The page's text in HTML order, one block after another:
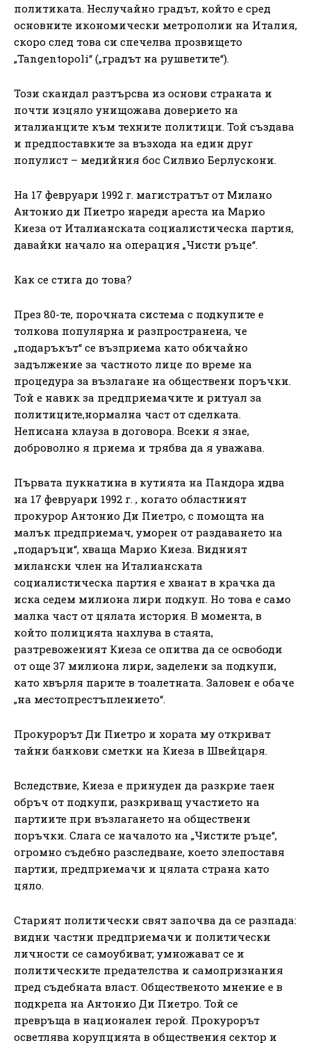
политиката. Неслучайно градът, който е сред
основните икономически метрополии на Италия,
скоро след това си спечелва прозвището
„Tangentopoli“ („градът на рушветите“).
Този скандал разтърсва из основи страната и
почти изцяло унищожава доверието на
италианците към техните политици. Той създава
и предпоставките за възхода на един друг
популист – медийния бос Силвио Берлускони.
На 17 февруари 1992 г. магистратът от Милано
Антонио ди Пиетро нареди ареста на Марио
Киеза от Италианската социалистическа партия,
давайки начало на операция „Чисти ръце“.
Как се стига до това?
През 80-те, порочната система с подкупите е
толкова популярна и разпространена, че
„подаръкът“ се възприема като обичайно
задължение за частното лице по време на
процедура за възлагане на обществени поръчки.
Той е навик за предприемачите и ритуал за
политиците,нормална част от сделката.
Неписана клауза в договора. Всеки я знае,
доброволно я приема и трябва да я уважава.
Първата пукнатина в кутията на Пандора идва
на 17 февруари 1992 г. , когато областният
прокурор Антонио Ди Пиетро, ​​с помощта на
малък предприемач, уморен от раздаването на
„подаръци“, хваща Марио Киеза. Видният
милански член на Италианската
социалистическа партия е хванат в крачка да
иска седем милиона лири подкуп. Но това е само
малка част от цялата история. В момента, в
който полицията нахлува в стаята,
разтревоженият Киеза се опитва да се освободи
от още 37 милиона лири, заделени за подкупи,
като хвърля парите в тоалетната. Заловен е обаче
„на местопрестъплението“.
Прокурорът Ди Пиетро и хората му откриват
тайни банкови сметки на Киеза в Швейцаря.
Вследствие, Киеза е принуден да разкрие таен
обръч от подкупи, разкриващ участието на
партиите при възлагането на обществени
поръчки. Слага се началото на „Чистите ръце“,
огромно съдебно разследване, което злепоставя
партии, предприемачи и цялата страна като
цяло.
Старият политически свят започва да се разпада:
видни частни предприемачи и политически
личности се самоубиват; умножават се и
политическите предателства и самопризнания
пред съдебната власт. Общественото мнение е в
подкрепа на Антонио Ди Пиетро. Той се
превръща в национален герой. Прокурорът
осветлява корупцията в обществения сектор и